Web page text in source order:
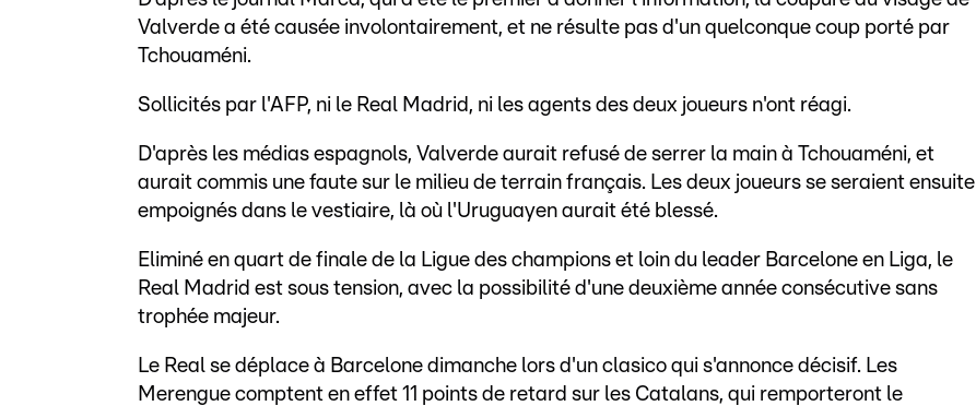
Valverde a été causée involontairement, et ne résulte pas d'un quelconque coup porté par
Tchouaméni.
Sollicités par l'AFP, ni le Real Madrid, ni les agents des deux joueurs n'ont réagi.
D'après les médias espagnols, Valverde aurait refusé de serrer la main à Tchouaméni, et
aurait commis une faute sur le milieu de terrain français. Les deux joueurs se seraient ensuite
empoignés dans le vestiaire, là où l'Uruguayen aurait été blessé.
Eliminé en quart de finale de la Ligue des champions et loin du leader Barcelone en Liga, le
Real Madrid est sous tension, avec la possibilité d'une deuxième année consécutive sans
trophée majeur.
Le Real se déplace à Barcelone dimanche lors d'un clasico qui s'annonce décisif. Les
Merengue comptent en effet 11 points de retard sur les Catalans, qui remporteront le